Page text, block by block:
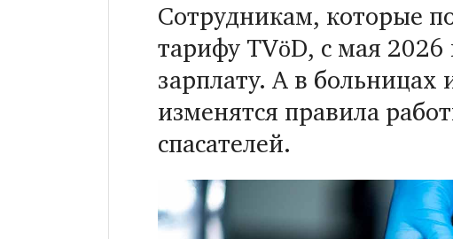
Сотрудникам, которые
тарифу TVöD, с мая 2026
зарплату. А в больницах
изменятся правила
спасателей.